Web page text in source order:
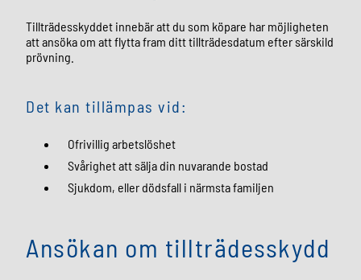
Tillträdesskyddet innebär att du som köpare har möjligheten
att ansöka om att flytta fram ditt tillträdesdatum efter särskild
prövning.
Det kan tillämpas vid:
Ofrivillig arbetslöshet
Svårighet att sälja din nuvarande bostad
Sjukdom, eller dödsfall i närmsta familjen
Ansökan om tillträdesskydd